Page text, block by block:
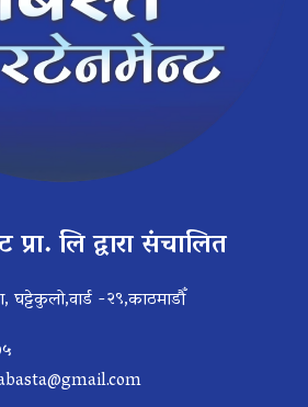
लि द्वारा संचालित
घट्टेकुलो,वार्ड -२९,काठमाडौँ